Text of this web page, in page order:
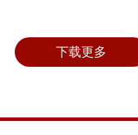
下载更多